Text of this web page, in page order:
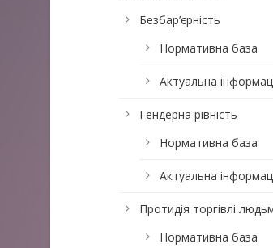
Безбар’єрність
Нормативна база
Актуальна
Гендерна рівність
Нормативна база
Актуальна
Протидія торгівлі
Нормативна база